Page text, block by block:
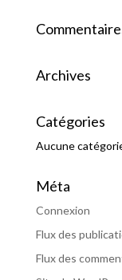
Archives
Catégories
Aucune
Méta
Connexion
Flux des
Flux des